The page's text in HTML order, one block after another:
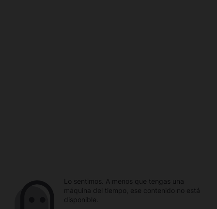
Lo sentimos. A menos que tengas una
máquina del tiempo, ese contenido no está
disponible.